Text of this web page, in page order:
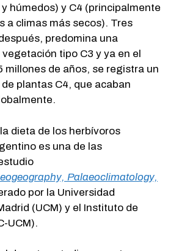
húmedos) y C4 (principalmente
a climas más secos). Tres
predomina una
tipo C3 y ya en el
millones de años, se registra un
plantas C4, que acaban
dieta de los herbívoros
es una de las
Palaeoclimatology,
por la Universidad
(UCM) y el Instituto de
UCM).